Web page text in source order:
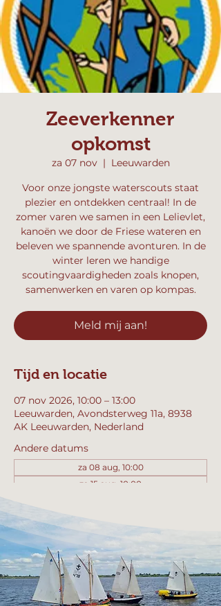
Zeeverkenner
opkomst
za 07 nov
  |
Leeuwarden
Voor onze jongste waterscouts staat
plezier en ontdekken centraal! In de
zomer varen we samen in een Lelievlet,
kanoën we door de Friese wateren en
beleven we spannende avonturen. In de
winter leren we handige
scoutingvaardigheden zoals knopen,
samenwerken en varen op kompas.
Meld mij aan!
Tijd en locatie
07 nov 2026, 10:00 – 13:00
Leeuwarden, Avondsterweg 11a, 8938
AK Leeuwarden, Nederland
Andere datums
za 08 aug, 10:00
za 15 aug, 10:00
Bekijk alle 358 datums
Meld mij aan!